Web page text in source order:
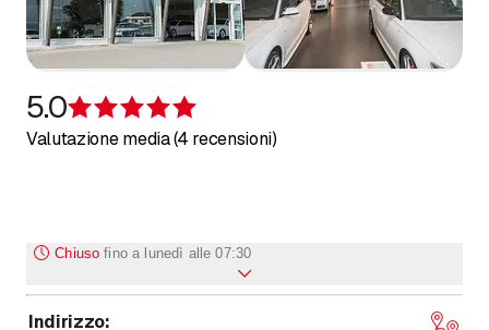
5.0
Valutazione media (4 recensioni)
Chiuso fino a lunedì alle 07:30
Lunedì fino a
30
Indirizzo: